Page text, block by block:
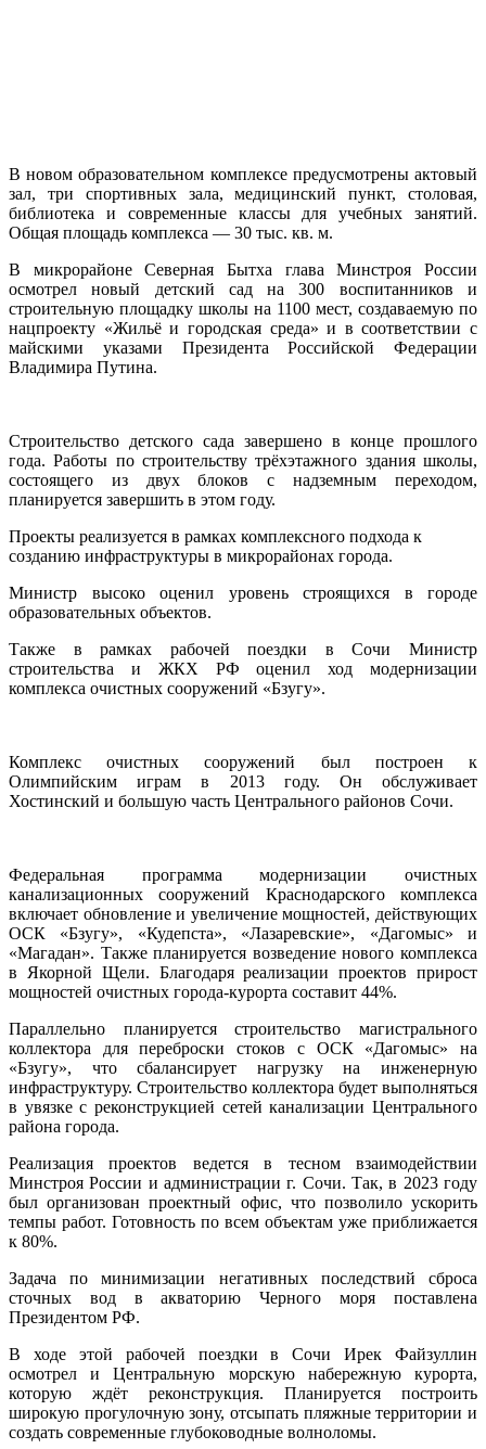
В новом образовательном комплексе предусмотрены актовый
зал, три спортивных зала, медицинский пункт, столовая,
библиотека и современные классы для учебных занятий.
Общая площадь комплекса — 30 тыс. кв. м.
В микрорайоне Северная Бытха глава Минстроя России
осмотрел новый детский сад на 300 воспитанников и
строительную площадку школы на 1100 мест, создаваемую по
нацпроекту «Жильё и городская среда» и в соответствии с
майскими указами Президента Российской Федерации
Владимира Путина.
Строительство детского сада завершено в конце прошлого
года. Работы по строительству трёхэтажного здания школы,
состоящего из двух блоков с надземным переходом,
планируется завершить в этом году.
Проекты реализуется в рамках комплексного подхода к
созданию инфраструктуры в микрорайонах города.
Министр высоко оценил уровень строящихся в городе
образовательных объектов.
Также в рамках рабочей поездки в Сочи Министр
строительства и ЖКХ РФ оценил ход модернизации
комплекса очистных сооружений «Бзугу».
Комплекс очистных сооружений был построен к
Олимпийским играм в 2013 году. Он обслуживает
Хостинский и большую часть Центрального районов Сочи.
Федеральная программа модернизации очистных
канализационных сооружений Краснодарского комплекса
включает обновление и увеличение мощностей, действующих
ОСК «Бзугу», «Кудепста», «Лазаревские», «Дагомыс» и
«Магадан». Также планируется возведение нового комплекса
в Якорной Щели. Благодаря реализации проектов прирост
мощностей очистных города-курорта составит 44%.
Параллельно планируется строительство магистрального
коллектора для переброски стоков с ОСК «Дагомыс» на
«Бзугу», что сбалансирует нагрузку на инженерную
инфраструктуру. Строительство коллектора будет выполняться
в увязке с реконструкцией сетей канализации Центрального
района города.
Реализация проектов ведется в тесном взаимодействии
Минстроя России и администрации г. Сочи. Так, в 2023 году
был организован проектный офис, что позволило ускорить
темпы работ. Готовность по всем объектам уже приближается
к 80%.
Задача по минимизации негативных последствий сброса
сточных вод в акваторию Черного моря поставлена
Президентом РФ.
В ходе этой рабочей поездки в Сочи Ирек Файзуллин
осмотрел и Центральную морскую набережную курорта,
которую ждёт реконструкция. Планируется построить
широкую прогулочную зону, отсыпать пляжные территории и
создать современные глубоководные волноломы.